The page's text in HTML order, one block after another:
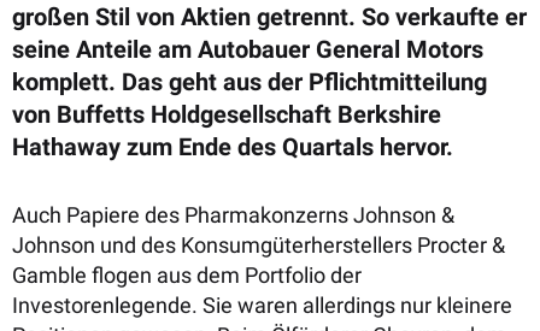
großen Stil von Aktien getrennt. So verkaufte er
seine Anteile am Autobauer General Motors
komplett. Das geht aus der Pflichtmitteilung
von Buffetts Holdgesellschaft Berkshire
Hathaway zum Ende des Quartals hervor.
Auch Papiere des Pharmakonzerns Johnson &
Johnson und des Konsumgüterherstellers Procter &
Gamble flogen aus dem Portfolio der
Investorenlegende. Sie waren allerdings nur kleinere